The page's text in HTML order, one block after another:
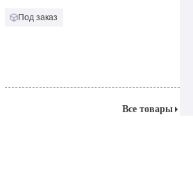
Под заказ
Все товары